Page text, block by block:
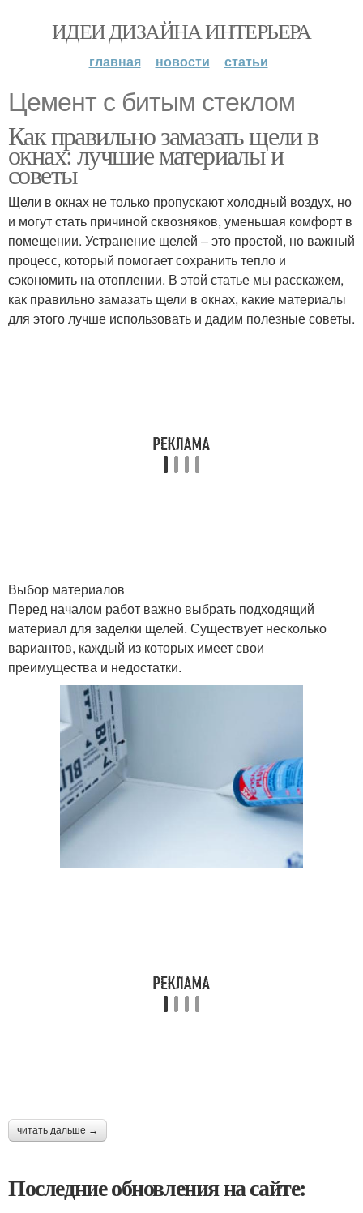
ИДЕИ ДИЗАЙНА ИНТЕРЬЕРА
главная новости статьи
Цемент с битым стеклом
Как правильно замазать щели в
окнах: лучшие материалы и
советы
Щели в окнах не только пропускают холодный воздух, но
и могут стать причиной сквозняков, уменьшая комфорт в
помещении. Устранение щелей – это простой, но важный
процесс, который помогает сохранить тепло и
сэкономить на отоплении. В этой статье мы расскажем,
как правильно замазать щели в окнах, какие материалы
для этого лучше использовать и дадим полезные советы.
Выбор материалов
Перед началом работ важно выбрать подходящий
материал для заделки щелей. Существует несколько
вариантов, каждый из которых имеет свои
преимущества и недостатки.
читать дальше →
Последние обновления на сайте: